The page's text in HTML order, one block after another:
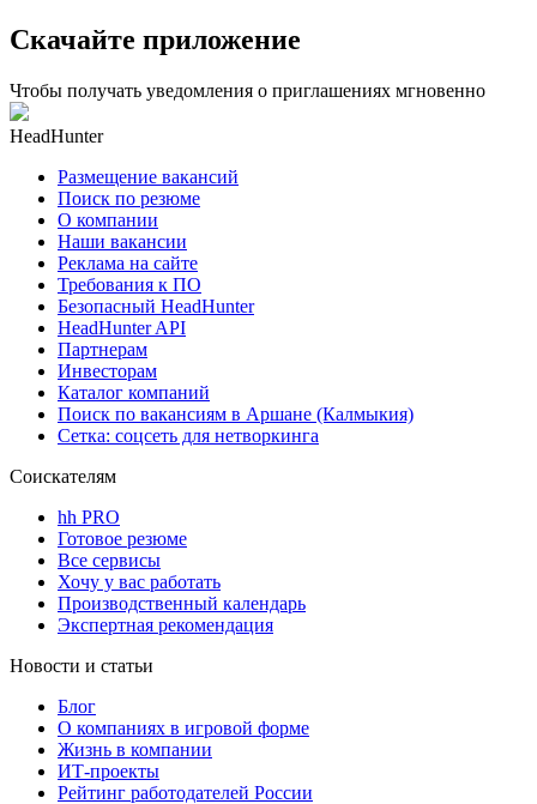
Скачайте приложение
Чтобы получать уведомления о приглашениях мгновенно
HeadHunter
Размещение вакансий
Поиск по резюме
О компании
Наши вакансии
Реклама на сайте
Требования к ПО
Безопасный HeadHunter
HeadHunter API
Партнерам
Инвесторам
Каталог компаний
Поиск по вакансиям в Аршане (Калмыкия)
Сетка: соцсеть для нетворкинга
Соискателям
hh PRO
Готовое резюме
Все сервисы
Хочу у вас работать
Производственный календарь
Экспертная рекомендация
Новости и статьи
Блог
О компаниях в игровой форме
Жизнь в компании
ИТ-проекты
Рейтинг работодателей России